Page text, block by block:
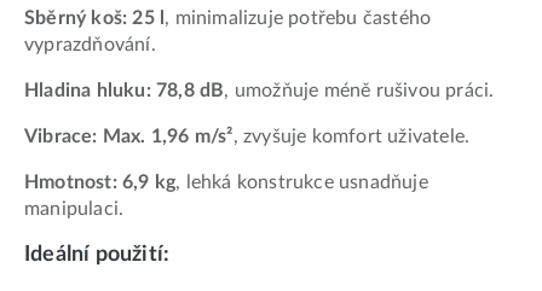
Sběrný koš: 25 l , minimalizuje potřebu častého
vyprazdňování.
Hladina hluku: 78,8 dB, umožňuje méně rušivou práci.
Vibrace: Max. 1,96 m/s², zvyšuje komfort uživatele.
Hmotnost: 6,9 kg, lehká konstrukce usnadňuje
manipulaci.
Ideální použití: